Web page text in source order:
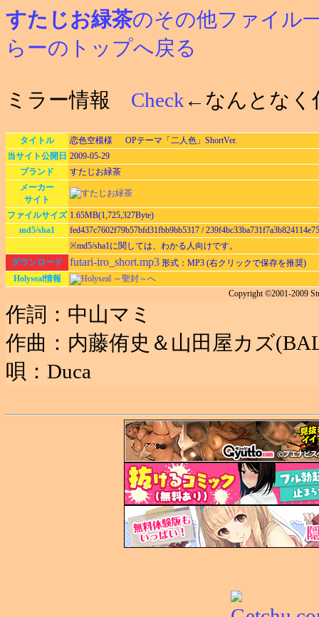
すたじお緑茶のその他ファイル
らーのトップへ戻る
ミラー情報 Check ←なんとなく
タイトル
恋色空模様 OPテーマ「二人色」ShortVer.
当サイト公開日 2009-05-29
ブランド
すたじお緑茶
メーカー
サイト
ファイルサイズ 1.65MB(1,725,327Byte)
md5/sha1
fed437c7602f79b57bfd31fbb9bb5317 /
※md5/sha1に関しては、わかる人向けです。
ダウンロード
futari-iro_short.mp3 形式：MP3 (右クリックで保存を推奨)
Holyseal情報
Holyseal ～聖封～へ
Copyright ©2001-2009
作詞：中山マミ
作曲：内藤侑史＆山田屋カズ
唄：Duca